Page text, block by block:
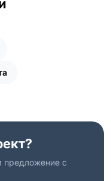
предложение с